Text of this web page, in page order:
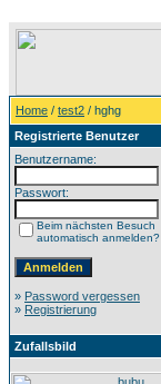
Home / test2 / hghg
Registrierte Benutzer
Benutzername:
Passwort:
Beim nächsten Besuch
automatisch anmelden?
» Password vergessen
» Registrierung
Zufallsbild